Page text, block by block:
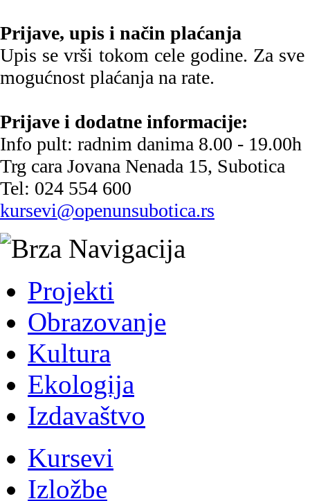
Prijave, upis i način plaćanja
Upis se vrši tokom cele godine. Za
mogućnost plaćanja na rate.
Prijave i dodatne informacije:
Info pult: radnim danima 8.00 - 19.00h
Trg cara Jovana Nenada 15, Subotica
Tel: 024 554 600
kursevi@openunsubotica.rs
Brza Navigacija
Projekti
Obrazovanje
Kultura
Ekologija
Izdavaštvo
Kursevi
Izložbe